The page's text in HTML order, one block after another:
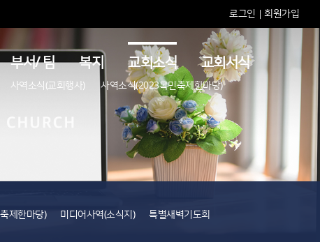
부서/ 팀 복지 교회소식
사역소식(교회행사)
사역소식(2023목민축제한마당)
교회서식
로그인 회원가입
제한마당) 미디어사역(소식지) 특별새벽기도회